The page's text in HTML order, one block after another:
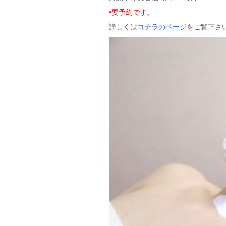
•要予約です。
詳しくは コチラのページをご覧下さ